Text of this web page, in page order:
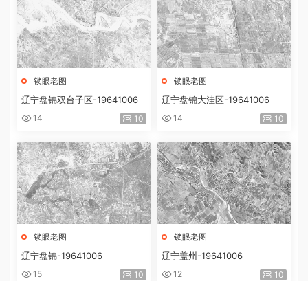
锁眼老图
辽宁盘锦双台子区-19641006
14 10
锁眼老图
辽宁盘锦大洼区-19641006
14 10
锁眼老图
辽宁盘锦-19641006
15 10
锁眼老图
辽宁盖州-19641006
12 10